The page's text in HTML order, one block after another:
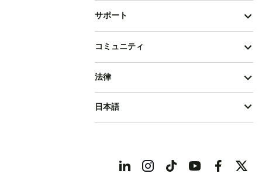
サポート
コミュニティ
法律
日本語